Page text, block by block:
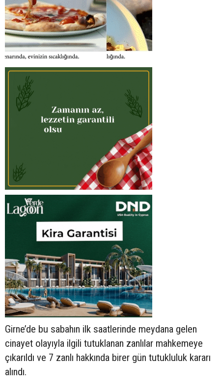
Girne’de bu sabahın ilk saatlerinde meydana gelen
cinayet olayıyla ilgili tutuklanan zanlılar mahkemeye
çıkarıldı ve 7 zanlı hakkında birer gün tutukluluk kararı
alındı.